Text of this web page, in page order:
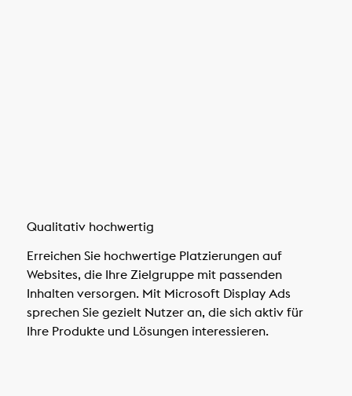
Qualitativ hochwertig
Erreichen Sie hochwertige Platzierungen auf
Websites, die Ihre Zielgruppe mit passenden
Inhalten versorgen. Mit Microsoft Display Ads
sprechen Sie gezielt Nutzer an, die sich aktiv für
Ihre Produkte und Lösungen interessieren.